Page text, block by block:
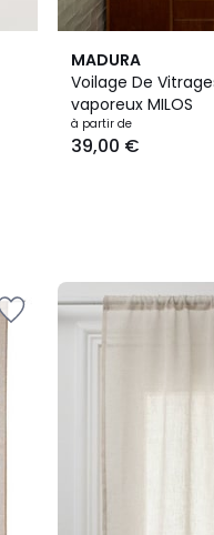
MADURA
Voilage De
vaporeux MILOS
à partir de
39,00 €